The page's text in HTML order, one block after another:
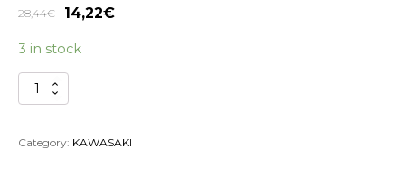
28,44€ 14,22€
3 in stock
CABLE
CUENTA
KAWASAKI
Category: KAWASAKI